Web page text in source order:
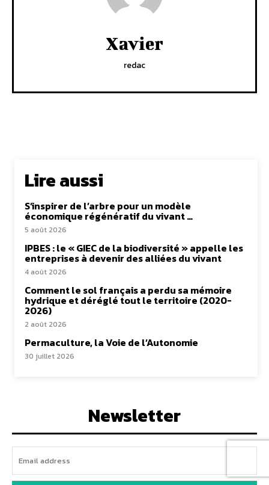
Xavier
redac
Lire aussi
S’inspirer de l’arbre pour un modèle
économique régénératif du vivant …
5 août 2026
IPBES : le « GIEC de la biodiversité » appelle les
entreprises à devenir des alliées du vivant
4 août 2026
Comment le sol français a perdu sa mémoire
hydrique et déréglé tout le territoire (2020-
2026)
2 août 2026
Permaculture, la Voie de l’Autonomie
30 juillet 2026
Newsletter